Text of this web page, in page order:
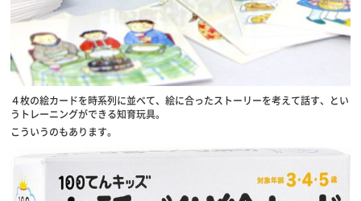
４枚の絵カードを時系列に並べて、絵に合ったストーリーを考えて話す、とい
うトレーニングができる知育玩具。
こういうのもあります。